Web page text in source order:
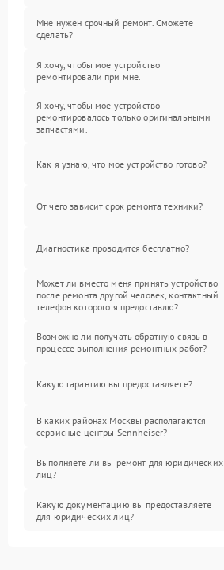
Мне нужен срочный ремонт. Сможете
сделать?
Я хочу, чтобы мое устройство
ремонтировали при мне.
Я хочу, чтобы мое устройство
ремонтировалось только оригинальными
запчастями.
Как я узнаю, что мое устройство готово?
От чего зависит срок ремонта техники?
Диагностика проводится бесплатно?
Может ли вместо меня принять устройство
после ремонта другой человек, контактный
телефон которого я предоставлю?
Возможно ли получать обратную связь в
процессе выполнения ремонтных работ?
Какую гарантию вы предоставляете?
В каких районах Москвы располагаются
сервисные центры Sennheiser?
Выполняете ли вы ремонт для юридических
лиц?
Какую документацию вы предоставляете
для юридических лиц?